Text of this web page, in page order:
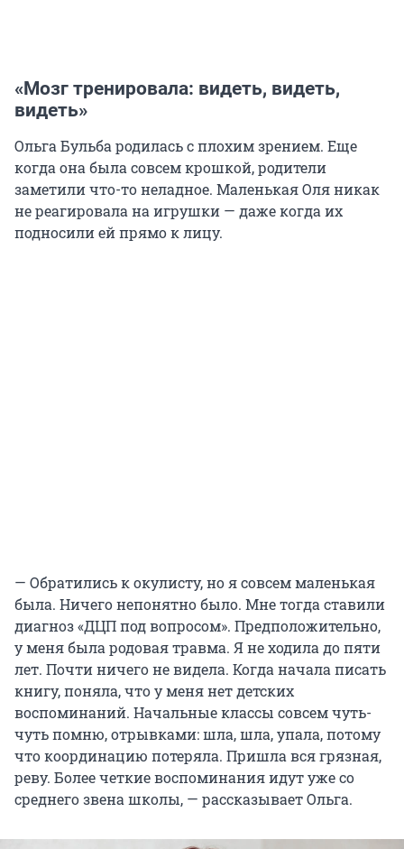
«Мозг тренировала: видеть, видеть,
видеть»
Ольга Бульба родилась с плохим зрением. Еще
когда она была совсем крошкой, родители
заметили что-то неладное. Маленькая Оля никак
не реагировала на игрушки — даже когда их
подносили ей прямо к лицу.
— Обратились к окулисту, но я совсем маленькая
была. Ничего непонятно было. Мне тогда ставили
диагноз «ДЦП под вопросом». Предположительно,
у меня была родовая травма. Я не ходила до пяти
лет. Почти ничего не видела. Когда начала писать
книгу, поняла, что у меня нет детских
воспоминаний. Начальные классы совсем чуть-
чуть помню, отрывками: шла, шла, упала, потому
что координацию потеряла. Пришла вся грязная,
реву. Более четкие воспоминания идут уже со
среднего звена школы, — рассказывает Ольга.